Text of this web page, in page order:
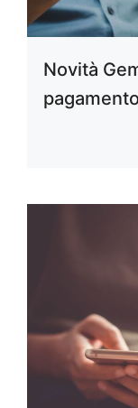
Novità